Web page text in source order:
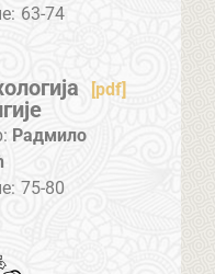
63-74
[pdf]
Радмило
75-80